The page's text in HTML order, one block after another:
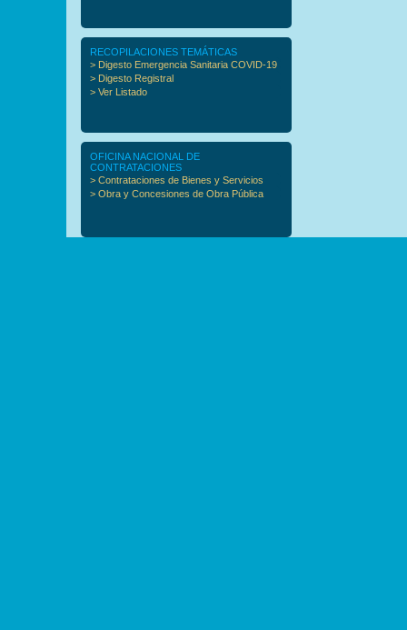
RECOPILACIONES TEMÁTICAS
> Digesto Emergencia Sanitaria COVID-19
> Digesto Registral
> Ver Listado
OFICINA NACIONAL DE
CONTRATACIONES
> Contrataciones de Bienes y Servicios
> Obra y Concesiones de Obra Pública